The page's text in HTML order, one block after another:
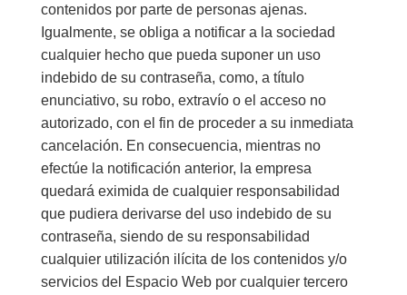
contenidos por parte de personas ajenas.
Igualmente, se obliga a notificar a la sociedad
cualquier hecho que pueda suponer un uso
indebido de su contraseña, como, a título
enunciativo, su robo, extravío o el acceso no
autorizado, con el fin de proceder a su inmediata
cancelación. En consecuencia, mientras no
efectúe la notificación anterior, la empresa
quedará eximida de cualquier responsabilidad
que pudiera derivarse del uso indebido de su
contraseña, siendo de su responsabilidad
cualquier utilización ilícita de los contenidos y/o
servicios del Espacio Web por cualquier tercero